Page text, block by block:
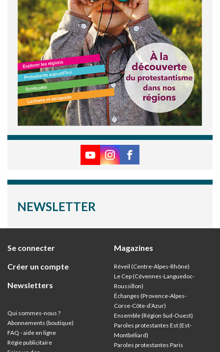
NEWSLETTER
Se connecter
Créer un compte
Newsletters
Qui sommes-nous ?
Abonnements (boutique)
FAQ - aide en ligne
Régie publicitaire
Magazines
Réveil (Centre-Alpes-Rhône)
Le Cep (Cévennes-Languedoc-
Roussillon)
Échanges (Provence-Alpes-
Corse-Côte-d’Azur)
Ensemble (Région Sud-Ouest)
Paroles protestantes Est (Est-
Montbéliard)
Paroles protestantes Paris